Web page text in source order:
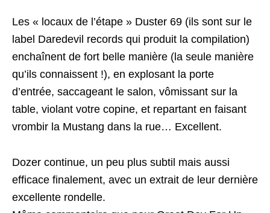
Les « locaux de l’étape » Duster 69 (ils sont sur le
label Daredevil records qui produit la compilation)
enchaînent de fort belle manière (la seule manière
qu’ils connaissent !), en explosant la porte
d’entrée, saccageant le salon, vômissant sur la
table, violant votre copine, et repartant en faisant
vrombir la Mustang dans la rue… Excellent.
Dozer continue, un peu plus subtil mais aussi
efficace finalement, avec un extrait de leur dernière
excellente rondelle.